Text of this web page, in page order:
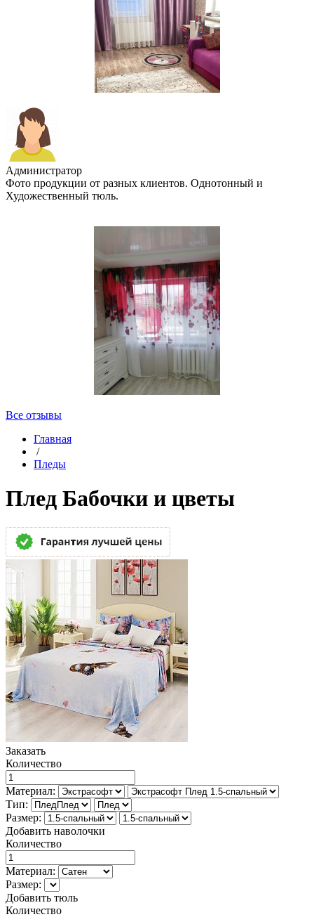
Администратор
Фото продукции от разных клиентов. Однотонный и
Художественный тюль.
Все отзывы
Главная
/
Пледы
Плед Бабочки и цветы
Заказать
Количество
Материал:
Тип:
Размер:
Добавить наволочки
Количество
Материал:
Размер:
Добавить тюль
Количество